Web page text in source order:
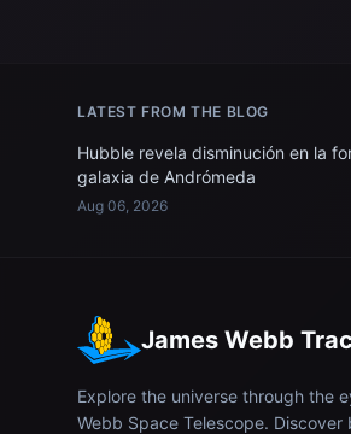
LATEST FROM THE BLOG
Hubble revela disminución en la
galaxia de Andrómeda
Aug 06, 2026
James Webb
Explore the universe through the
Webb Space Telescope.